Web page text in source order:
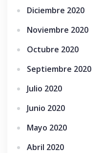
Diciembre 2020
Noviembre 2020
Octubre 2020
Septiembre 2020
Julio 2020
Junio 2020
Mayo 2020
Abril 2020